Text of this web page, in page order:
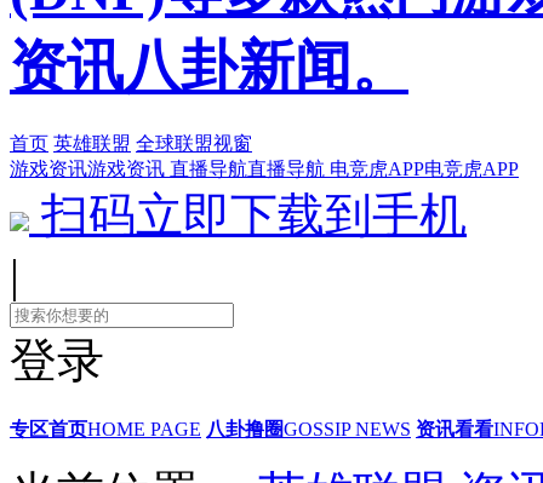
资讯八卦新闻。
首页 英雄联盟 全球联盟视窗
游戏资讯游戏资讯 直播导航直播导航 电竞虎APP电竞虎APP
扫码立即下载到手机
|
登录
专区首页HOME PAGE 八卦撸圈GOSSIP NEWS 资讯看看